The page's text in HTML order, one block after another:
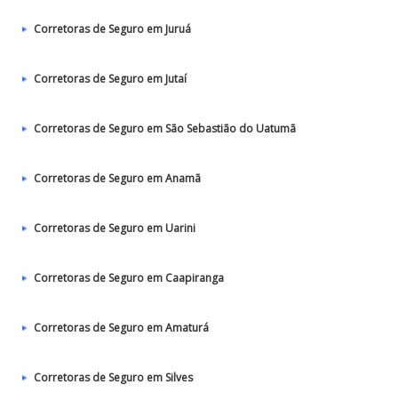
Corretoras de Seguro em Juruá
Corretoras de Seguro em Jutaí
Corretoras de Seguro em São Sebastião do Uatumã
Corretoras de Seguro em Anamã
Corretoras de Seguro em Uarini
Corretoras de Seguro em Caapiranga
Corretoras de Seguro em Amaturá
Corretoras de Seguro em Silves